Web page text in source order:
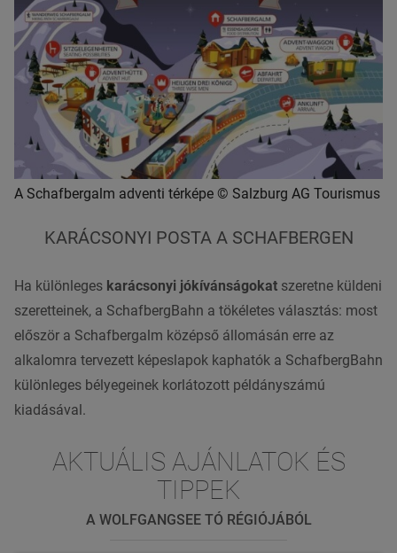
A Schafbergalm adventi térképe © Salzburg AG Tourismus
KARÁCSONYI POSTA A SCHAFBERGEN
Ha különleges karácsonyi jókívánságokat szeretne küldeni
szeretteinek, a SchafbergBahn a tökéletes választás: most
először a Schafbergalm középső állomásán erre az
alkalomra tervezett képeslapok kaphatók a SchafbergBahn
különleges bélyegeinek korlátozott példányszámú
kiadásával.
AKTUÁLIS AJÁNLATOK ÉS
TIPPEK
A WOLFGANGSEE TÓ RÉGIÓJÁBÓL